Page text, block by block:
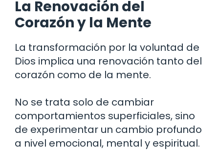
La Renovación del
Corazón y la Mente
La transformación por la voluntad de
Dios implica una renovación tanto del
corazón como de la mente.
No se trata solo de cambiar
comportamientos superficiales, sino
de experimentar un cambio profundo
a nivel emocional, mental y espiritual.